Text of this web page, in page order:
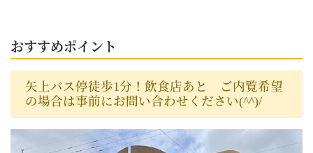
おすすめポイント
矢上バス停徒歩1分！飲食店あと ご内覧希望
の場合は事前にお問い合わせください(^^)/